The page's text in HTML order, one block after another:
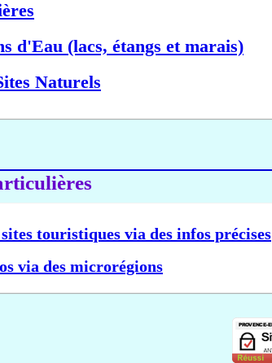
d'Eau (lacs, étangs et marais)
Naturels
touristiques via des infos précises
via des microrégions